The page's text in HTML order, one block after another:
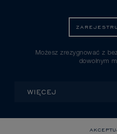
Możesz zrezygnować z
dowolnym
WIĘCEJ